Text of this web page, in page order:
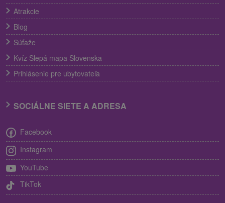
Atrakcie
Blog
Súťaže
Kvíz Slepá mapa Slovenska
Prihlásenie pre ubytovateľa
SOCIÁLNE SIETE A ADRESA
Facebook
Instagram
YouTube
TikTok